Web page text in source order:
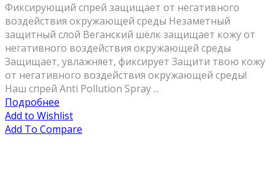
Фиксирующий спрей защищает от негативного
воздействия окружающей среды Незаметный
защитный слой Веганский шёлк защищает кожу от
негативного воздействия окружающей среды
Защищает, увлажняет, фиксирует Защити твою кожу
от негативного воздействия окружающей среды!
Наш спрей Anti Pollution Spray ...
Подробнее
Add to Wishlist
Add To Compare